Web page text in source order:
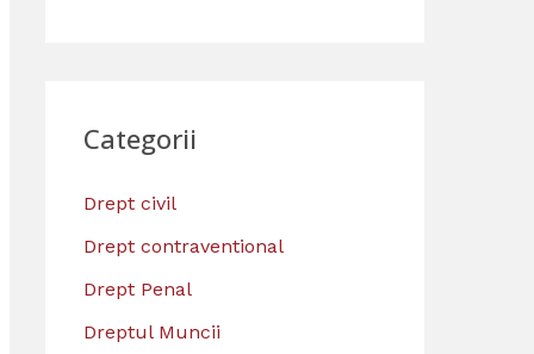
Categorii
Drept civil
Drept contraventional
Drept Penal
Dreptul Muncii